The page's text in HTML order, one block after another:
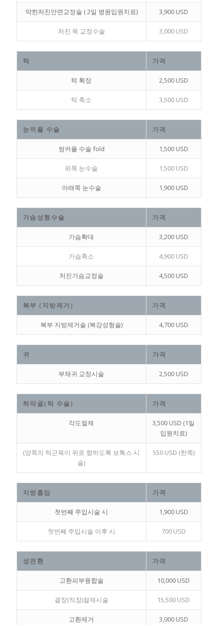
약한처진안면교정술 ( 2일 병원입원치료) 3,900 USD
처진 목 교정수술 3,000 USD
턱 가격
턱 확장 2,500 USD
턱 축소 3,500 USD
눈꺼플 수술 가격
쌍커플 수술 fold 1,500 USD
위쪽 눈수술 1,500 USD
아래쪽 눈수술 1,900 USD
가슴성형수술 가격
가슴확대 3,200 USD
가슴축소 4,900 USD
처진가슴교정술 4,500 USD
복부 (지방제거) 가격
복부 지방제거술 (복강성형술) 4,700 USD
귀 가격
부채귀 교정시술 2,500 USD
하악골(턱 수술) 가격
각도절제
3,500 USD (1일
입원치료)
(양쪽의 턱근육이 위로 향하도록 보톡스 시
술)
550 USD (한쪽)
지방흡입 가격
첫번째 주입시술 시 1,900 USD
첫번째 주입시술 이후 시 700 USD
성전환 가격
고환피부융합술 10,000 USD
결장(직장)절제시술 15,500 USD
고환제거 3,000 USD